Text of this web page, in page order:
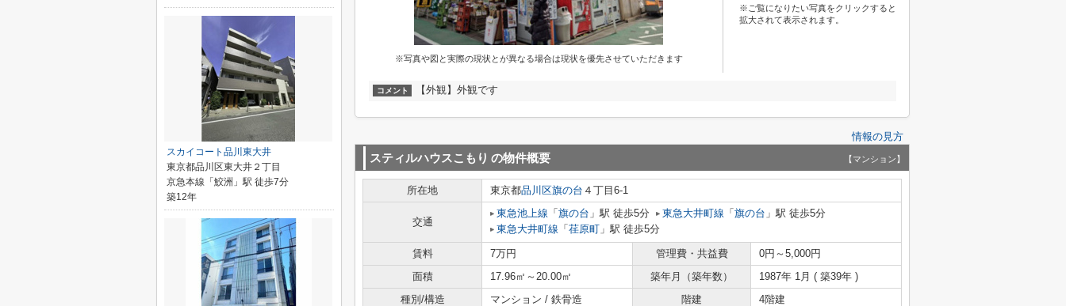
※写真や図と実際の現状とが異なる場合は現状を優先させていただきます
※ご覧になりたい写真をクリックすると
拡大されて表示されます。
コメント 【外観】外観です
情報の見方
スティルハウスこもり の物件概要 【マンション】
所在地 東京都品川区旗の台 ４丁目6-1
交通
東急池上線 「 旗の台 」駅 徒歩5分 東急大井町線 「 旗の台 」駅 徒歩5分
東急大井町線 「 荏原町 」駅 徒歩5分
賃料 7万円 管理費・共益費
0円～5,000円
面積
17.96㎡～20.00㎡ 築年月（築年数）
1987年 1月 ( 築39年 )
種別/構造
マンション / 鉄骨造 階建 4階建
スカイコート品川東大井
東京都品川区東大井２丁目
京急本線「鮫洲」駅 徒歩7分
築12年